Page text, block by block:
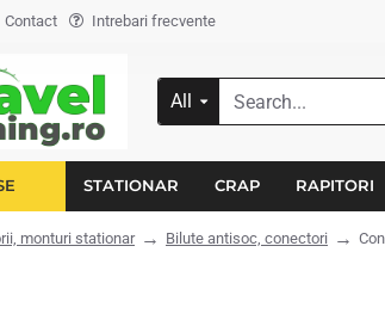
Contact Intrebari frecvente
All
Search...
STATIONAR CRAP RAPITORI
monturi stationar Bilute antisoc, conectori